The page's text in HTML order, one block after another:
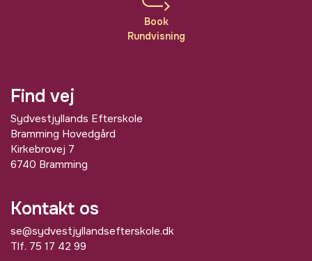
Book
Rundvisning
Find vej
Sydvestjyllands Efterskole
Bramming Hovedgård
Kirkebrovej 7
6740 Bramming
Kontakt os
se@sydvestjyllandsefterskole.dk
Tlf. 75 17 42 99